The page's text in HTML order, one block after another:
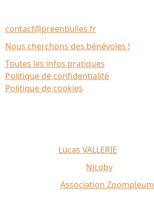
contact@preenbulles.fr
Nous cherchons des bénévoles !
Toutes les infos pratiques
Politique de confidentialité
Politique de cookies
Lucas VALLERIE
Nicoby
Association Zoompleum